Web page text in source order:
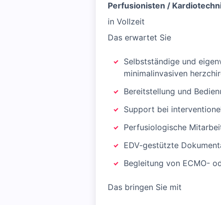
Perfusionisten /
in Vollzeit
Das erwartet Sie
Selbstständige und
minimalinvasiven
Bereitstellung und
Support bei
Perfusiologische
EDV-gestützte
Begleitung von ECMO-
Das bringen Sie mit